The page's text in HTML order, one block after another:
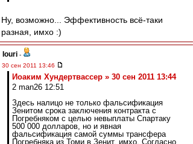
Ну, возможно... Эффективность всё-таки
разная, имхо :)
Iouri -
30 сен 2011 13:46
Иоаким Хундертвассер » 30 сен 2011 13:44
2 man26 12:51
Здесь налицо не только фальсификация
Зенитом срока заключения контракта с
Погребняком с целью невыплаты Спартаку
500 000 долларов, но и явная
фальсификация самой суммы трансфера
Погребняка из Томи в Зенит, имхо. Согласно